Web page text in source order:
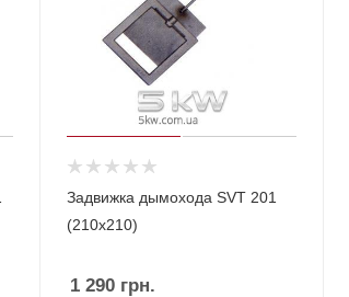
Задвижка дымохода SVT 201
(210x210)
1 290грн.